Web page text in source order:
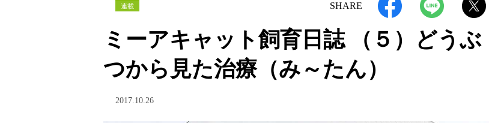
SHARE
連載
ミーアキャット飼育日誌 （５）どうぶ
つから見た治療（み～たん）
2017.10.26